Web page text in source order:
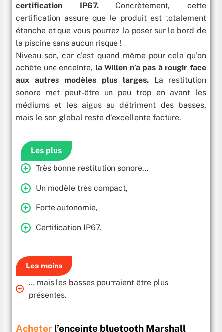
certification IP67.Concrètement, cette
certification assure que le produit est totalement
étanche et que vous pourrez la poser sur le bord de
la piscine sans aucun risque !
Niveau son, car c’est quand même pour cela qu’on
achète une enceinte, la Willen n’a pas à rougir face
aux autres modèles plus larges. La restitution
sonore met peut-être un peu trop en avant les
médiums et les aigus au détriment des basses,
mais le son global reste d’excellente facture.
Les plus
Très bonne restitution sonore…
Un modèle très compact,
Forte autonomie,
Certification IP67.
Les moins
… mais les basses pourraient être plus
présentes.
Acheter l’enceinte bluetooth Marshall